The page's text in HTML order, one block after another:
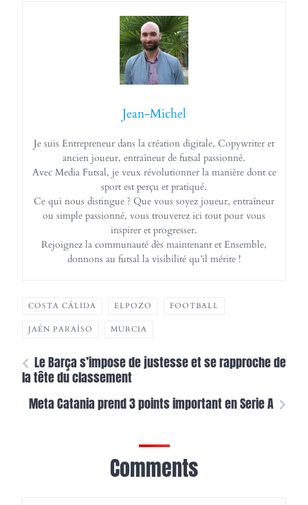
Jean-Michel
Je suis Entrepreneur dans la création digitale, Copywriter et
ancien joueur, entraîneur de futsal passionné.
Avec Media Futsal, je veux révolutionner la manière dont ce
sport est perçu et pratiqué.
Ce qui nous distingue ? Que vous soyez joueur, entraîneur
ou simple passionné, vous trouverez ici tout pour vous
inspirer et progresser.
Rejoignez la communauté dès maintenant et Ensemble,
donnons au futsal la visibilité qu’il mérite !
COSTA CÁLIDA ELPOZO FOOTBALL
JAÉN PARAÍSO MURCIA
Le Barça s’impose de justesse et se rapproche de
la tête du classement
Meta Catania prend 3 points important en Serie A
Comments